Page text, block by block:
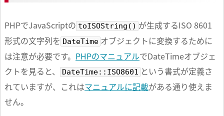
PHPでJavaScriptの toISOString() が生成するISO 8601
形式の文字列を DateTime オブジェクトに変換するために
は注意が必要です。 PHPのマニュアルでDateTimeオブジェ
クトを見ると、
DateTime::ISO8601 という書式が定義さ
れていますが、これはマニュアルに記載がある通り使えま
せん。